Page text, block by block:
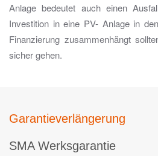
Anlage bedeutet auch einen
Investition in eine PV- Anlage in
Finanzierung zusammenhängt
sicher gehen.
Garantieverlängerung
SMA Werksgarantie